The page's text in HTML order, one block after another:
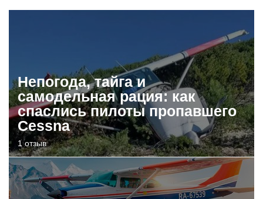
Непогода, тайга и
самодельная рация: как
спаслись пилоты пропавшего
Cessna
1 отзыв